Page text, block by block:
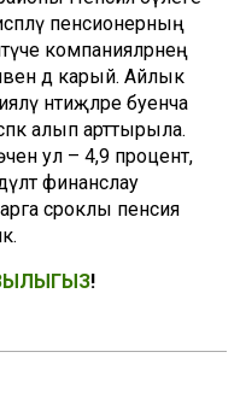
пенсионерның
компанияләрнең
дә карый. Айлык
нәтиҗәләре буенча
алып арттырыла.
ул – 4,9 процент,
финанслау
сроклы пенсия
!